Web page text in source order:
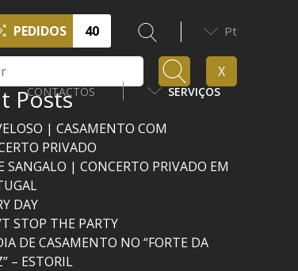
PEDIDOS 40 Pt
CONTACTOS SERVIÇOS
X
Posts
| CASAMENTO COM
PRIVADO
SANGALO | CONCERTO PRIVADO EM
DAY
STOP THE PARTY
DE CASAMENTO NO “FORTE DA
– ESTORIL